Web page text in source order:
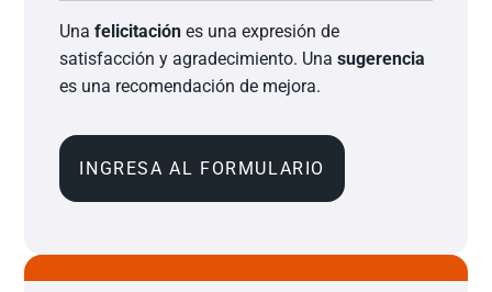
Unafelicitación es una expresión de
satisfacción y agradecimiento. Unasugerencia
es una recomendación de mejora.
INGRESA AL FORMULARIO